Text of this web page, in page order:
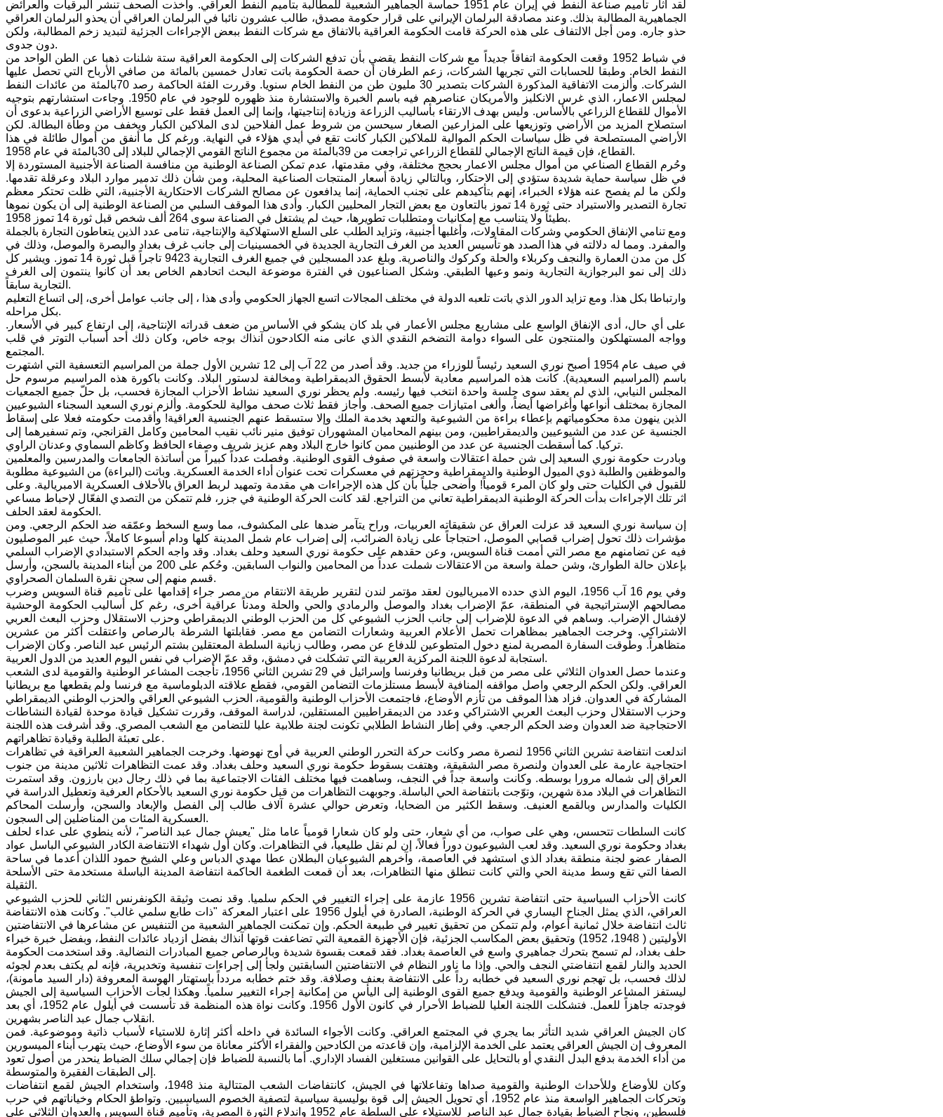
لقد أثار تأميم صناعة النفط في إيران عام 1951 حماسة الجماهير الشعبية للمطالبة بتأميم النفط العراقي. وأخذت الصحف تنشر البرقيات والعرائض
الجماهيرية المطالبة بذلك. وعند مصادقة البرلمان الإيراني على قرار حكومة مصدق، طالب عشرون نائبا في البرلمان العراقي أن يحذو البرلمان العراقي
حذو جاره. ومن أجل الالتفاف على هذه الحركة قامت الحكومة العراقية بالاتفاق مع شركات النفط ببعض الإجراءات الجزئية لتبديد زخم المطالبة، ولكن
دون جدوى.
في شباط 1952 وقعت الحكومة اتفاقاً جديداً مع شركات النفط يقضي بأن تدفع الشركات إلى الحكومة العراقية ستة شلنات ذهبا عن الطن الواحد من
النفط الخام. وطبقا للحسابات التي تجريها الشركات، زعم الطرفان أن حصة الحكومة باتت تعادل خمسين بالمائة من صافي الأرباح التي تحصل عليها
الشركات. وألزمت الاتفاقية المذكورة الشركات بتصدير 30 مليون طن من النفط الخام سنويا. وقررت الفئة الحاكمة رصد 70بالمئة من عائدات النفط
لمجلس الاعمار، الذي غرس الانكليز والأمريكان عناصرهم فيه باسم الخبرة والاستشارة منذ ظهوره للوجود في عام 1950. وجاءت استشارتهم بتوجيه
الأموال للقطاع الزراعي بالأساس. وليس بهدف الارتقاء بأساليب الزراعة وزيادة إنتاجيتها، وإنما إلى العمل فقط على توسيع الأراضي الزراعية بدعوى أن
استصلاح المزيد من الأراضي وتوزيعها على المزارعين الصغار سيحسن من شروط عمل الفلاحين لدى الملاكين الكبار ويخفف من وطأة البطالة. لكن
الأراضي المستصلحة في ظل سياسات الحكم الموالية للملاكين الكبار كانت تقع في أيدي هؤلاء في النهاية. ورغم كل ما أنفق من أموال طائلة في هذا
القطاع، فإن قيمة الناتج الإجمالي للقطاع الزراعي تراجعت من 39بالمئة من مجموع الناتج القومي الإجمالي للبلاد إلى 30بالمئة في عام 1958.
وحُرم القطاع الصناعي من أموال مجلس الاعمار بحجج مختلفة، وفي مقدمتها، عدم تمكن الصناعة الوطنية من منافسة الصناعة الأجنبية المستوردة إلا
في ظل سياسة حماية شديدة ستؤدي إلى الاحتكار، وبالتالي زيادة أسعار المنتجات الصناعية المحلية، ومن شأن ذلك تدمير موارد البلاد وعرقلة تقدمها.
ولكن ما لم يفصح عنه هؤلاء الخبراء، إنهم بتأكيدهم على تجنب الحماية، إنما يدافعون عن مصالح الشركات الاحتكارية الأجنبية، التي ظلت تحتكر معظم
تجارة التصدير والاستيراد حتى ثورة 14 تموز بالتعاون مع بعض التجار المحليين الكبار. وأدى هذا الموقف السلبي من الصناعة الوطنية إلى أن يكون نموها
بطيئاً ولا يتناسب مع إمكانيات ومتطلبات تطويرها، حيث لم يشتغل في الصناعة سوى 264 ألف شخص قبل ثورة 14 تموز 1958.
ومع تنامي الإنفاق الحكومي وشركات المقاولات، وأغلبها أجنبية، وتزايد الطلب على السلع الاستهلاكية والإنتاجية، تنامى عدد الذين يتعاطون التجارة بالجملة
والمفرد. ومما له دلالته في هذا الصدد هو تأسيس العديد من الغرف التجارية الجديدة في الخمسينيات إلى جانب غرف بغداد والبصرة والموصل، وذلك في
كل من مدن العمارة والنجف وكربلاء والحلة وكركوك والناصرية. وبلغ عدد المسجلين في جميع الغرف التجارية 9423 تاجراً قبل ثورة 14 تموز. ويشير كل
ذلك إلى نمو البرجوازية التجارية ونمو وعيها الطبقي. وشكل الصناعيون في الفترة موضوعة البحث اتحادهم الخاص بعد أن كانوا ينتمون إلى الغرف
التجارية سابقاً.
وارتباطا بكل هذا. ومع تزايد الدور الذي باتت تلعبه الدولة في مختلف المجالات اتسع الجهاز الحكومي وأدى هذا ، إلى جانب عوامل أخرى، إلى اتساع التعليم
بكل مراحله.
على أي حال، أدى الإنفاق الواسع على مشاريع مجلس الأعمار في بلد كان يشكو في الأساس من ضعف قدراته الإنتاجية، إلى ارتفاع كبير في الأسعار.
وواجه المستهلكون والمنتجون على السواء دوامة التضخم النقدي الذي عانى منه الكادحون آنذاك بوجه خاص، وكان ذلك أحد أسباب التوتر في قلب
المجتمع.
في صيف عام 1954 أصبح نوري السعيد رئيساً للوزراء من جديد. وقد أصدر من 22 آب إلى 12 تشرين الأول جملة من المراسيم التعسفية التي اشتهرت
باسم (المراسيم السعيدية). كانت هذه المراسيم معادية لأبسط الحقوق الديمقراطية ومخالفة لدستور البلاد. وكانت باكورة هذه المراسيم مرسوم حل
المجلس النيابي، الذي لم يعقد سوى جلسة واحدة انتخب فيها رئيسه. ولم يحظر نوري السعيد نشاط الأحزاب المجازة فحسب، بل حلّ جميع الجمعيات
المجازة بمختلف أنواعها وأغراضها أيضاً، وألغى امتيازات جميع الصحف. وأجاز فقط ثلاث صحف موالية للحكومة. وألزم نوري السعيد السجناء الشيوعيين
الذين ينهون مدة محكومياتهم بإعطاء براءة من الشيوعية والتعهد بخدمة الملك وإلا ستسقط عنهم الجنسية العراقية! وأقدمت حكومته فعلا على إسقاط
الجنسية عن عدد من الشيوعيين والديمقراطيين، ومن بينهم المحاميان المشهوران توفيق منير نائب نقيب المحامين وكامل القزانجي، وتم تسفيرهما إلى
تركيا. كما أسقطت الجنسية عن عدد من الوطنيين ممن كانوا خارج البلاد وهم عزيز شريف وصفاء الحافظ وكاظم السماوي وعدنان الراوي.
وبادرت حكومة نوري السعيد إلى شن حملة اعتقالات واسعة في صفوف القوى الوطنية. وفصلت عدداً كبيراً من أساتذة الجامعات والمدرسين والمعلمين
والموظفين والطلبة ذوي الميول الوطنية والديمقراطية وحجزتهم في معسكرات تحت عنوان أداء الخدمة العسكرية. وباتت (البراءة) من الشيوعية مطلوبة
للقبول في الكليات حتى ولو كان المرء قومياً! وأضحى جلياً بأن كل هذه الإجراءات هي مقدمة وتمهيد لربط العراق بالأحلاف العسكرية الامبريالية. وعلى
اثر تلك الإجراءات بدأت الحركة الوطنية الديمقراطية تعاني من التراجع. لقد كانت الحركة الوطنية في جزر، فلم تتمكن من التصدي الفعّال لإحباط مساعي
الحكومة لعقد الحلف.
إن سياسة نوري السعيد قد عزلت العراق عن شقيقاته العربيات، وراح يتآمر ضدها على المكشوف، مما وسع السخط وعمّقه ضد الحكم الرجعي. ومن
مؤشرات ذلك تحول إضراب قصابي الموصل، احتجاجاً على زيادة الضرائب، إلى إضراب عام شمل المدينة كلها ودام أسبوعا كاملاً، حيث عبر الموصليون
فيه عن تضامنهم مع مصر التي أممت قناة السويس، وعن حقدهم على حكومة نوري السعيد وحلف بغداد. وقد واجه الحكم الاستبدادي الإضراب السلمي
بإعلان حالة الطوارئ، وشن حملة واسعة من الاعتقالات شملت عدداً من المحامين والنواب السابقين. وحُكم على 200 من أبناء المدينة بالسجن، وأرسل
قسم منهم إلى سجن نقرة السلمان الصحراوي.
وفي يوم 16 آب 1956، اليوم الذي حدده الامبرياليون لعقد مؤتمر لندن لتقرير طريقة الانتقام من مصر جراء إقدامها على تأميم قناة السويس وضرب
مصالحهم الإستراتيجية في المنطقة، عمّ الإضراب بغداد والموصل والرمادي والحي والحلة ومدناً عراقية أخرى، رغم كل أساليب الحكومة الوحشية
لإفشال الإضراب. وساهم في الدعوة للإضراب إلى جانب الحزب الشيوعي كل من الحزب الوطني الديمقراطي وحزب الاستقلال وحزب البعث العربي
الاشتراكي. وخرجت الجماهير بمظاهرات تحمل الأعلام العربية وشعارات التضامن مع مصر. فقابلتها الشرطة بالرصاص واعتقلت أكثر من عشرين
متظاهراً. وطُوقت السفارة المصرية لمنع دخول المتطوعين للدفاع عن مصر، وطالب زبانية السلطة المعتقلين بشتم الرئيس عبد الناصر. وكان الإضراب
استجابة لدعوة اللجنة المركزية العربية التي تشكلت في دمشق، وقد عمّ الإضراب في نفس اليوم العديد من الدول العربية.
وعندما حصل العدوان الثلاثي على مصر من قبل بريطانيا وفرنسا وإسرائيل في 29 تشرين الثاني 1956، تأججت المشاعر الوطنية والقومية لدى الشعب
العراقي. ولكن الحكم الرجعي واصل مواقفه المنافية لأبسط مستلزمات التضامن القومي، فقطع علاقته الدبلوماسية مع فرنسا ولم يقطعها مع بريطانيا
المشاركة في العدوان. فزاد هذا الموقف من تأزم الأوضاع، فاجتمعت الأحزاب الوطنية والقومية، الحزب الشيوعي العراقي والحزب الوطني الديمقراطي
وحزب الاستقلال وحزب البعث العربي الاشتراكي وعدد من الديمقراطيين المستقلين، لدراسة الموقف، وقررت تشكيل قيادة موحدة لقيادة النشاطات
الاحتجاجية ضد العدوان وضد الحكم الرجعي. وفي إطار النشاط الطلابي تكونت لجنة طلابية عليا للتضامن مع الشعب المصري. وقد أشرفت هذه اللجنة
على تعبئة الطلبة وقيادة تظاهراتهم.
اندلعت انتفاضة تشرين الثاني 1956 لنصرة مصر وكانت حركة التحرر الوطني العربية في أوج نهوضها. وخرجت الجماهير الشعبية العراقية في تظاهرات
احتجاجية عارمة على العدوان ولنصرة مصر الشقيقة، وهتفت بسقوط حكومة نوري السعيد وحلف بغداد. وقد عمت التظاهرات ثلاثين مدينة من جنوب
العراق إلى شماله مرورا بوسطه. وكانت واسعة جداً في النجف، وساهمت فيها مختلف الفئات الاجتماعية بما في ذلك رجال دين بارزون. وقد استمرت
التظاهرات في البلاد مدة شهرين، وتوّجت بانتفاضة الحي الباسلة. وجوبهت التظاهرات من قبل حكومة نوري السعيد بالأحكام العرفية وتعطيل الدراسة في
الكليات والمدارس وبالقمع العنيف. وسقط الكثير من الضحايا، وتعرض حوالي عشرة آلاف طالب إلى الفصل والإبعاد والسجن، وأرسلت المحاكم
العسكرية المئات من المناضلين إلى السجون.
كانت السلطات تتحسس، وهي على صواب، من أي شعار، حتى ولو كان شعارا قومياً عاما مثل "يعيش جمال عبد الناصر"، لأنه ينطوي على عداء لحلف
بغداد وحكومة نوري السعيد. وقد لعب الشيوعيون دوراً فعالاً، إن لم نقل طليعياً، في التظاهرات. وكان أول شهداء الانتفاضة الكادر الشيوعي الباسل عواد
الصفار عضو لجنة منطقة بغداد الذي استشهد في العاصمة، وآخرهم الشيوعيان البطلان عطا مهدي الدباس وعلي الشيخ حمود اللذان أعدما في ساحة
الصفا التي تقع وسط مدينة الحي والتي كانت تنطلق منها التظاهرات، بعد أن قمعت الطغمة الحاكمة انتفاضة المدينة الباسلة مستخدمة حتى الأسلحة
الثقيلة.
كانت الأحزاب السياسية حتى انتفاضة تشرين 1956 عازمة على إجراء التغيير في الحكم سلميا. وقد نصت وثيقة الكونفرنس الثاني للحزب الشيوعي
العراقي، الذي يمثل الجناح اليساري في الحركة الوطنية، الصادرة في أيلول 1956 على اعتبار المعركة "ذات طابع سلمي غالب". وكانت هذه الانتفاضة
ثالث انتفاضة خلال ثمانية أعوام، ولم تتمكن من تحقيق تغيير في طبيعة الحكم. وإن تمكنت الجماهير الشعبية من التنفيس عن مشاعرها في الانتفاضتين
الأوليتين ( 1948، 1952) وتحقيق بعض المكاسب الجزئية، فإن الأجهزة القمعية التي تضاعفت قوتها آنذاك بفضل ازدياد عائدات النفط، وبفضل خبرة خبراء
حلف بغداد، لم تسمح بتحرك جماهيري واسع في العاصمة بغداد. فقد قمعت بقسوة شديدة وبالرصاص جميع المبادرات النضالية. وقد استخدمت الحكومة
الحديد والنار لقمع انتفاضتي النجف والحي. وإذا ما ناور النظام في الانتفاضتين السابقتين ولجأ إلى إجراءات تنفسية وتخديرية، فإنه لم يكتف بعدم لجوئه
لذلك فحسب، بل تهجم نوري السعيد في خطابه رداً على الانتفاضة بعنف وصلافة. وقد ختم خطابه مردداً باستهتار الهوسة المعروفة (دار السيد مأمونة)،
ليستفز المشاعر الوطنية والقومية ويدفع جميع القوى الوطنية إلى اليأس من إمكانية إجراء التغيير سلمياً. وهكذا لجأت الأحزاب السياسية إلى الجيش
فوجدته جاهزاً للعمل. فتشكلت اللجنة العليا للضباط الأحرار في كانون الأول 1956. وكانت نواة هذه المنظمة قد تأسست في أيلول عام 1952، أي بعد
انقلاب جمال عبد الناصر بشهرين.
كان الجيش العراقي شديد التأثر بما يجري في المجتمع العراقي. وكانت الأجواء السائدة في داخله أكثر إثارة للاستياء لأسباب ذاتية وموضوعية. فمن
المعروف إن الجيش العراقي يعتمد على الخدمة الإلزامية، وإن قاعدته من الكادحين والفقراء الأكثر معاناة من سوء الأوضاع، حيث يتهرب أبناء الميسورين
من أداء الخدمة بدفع البدل النقدي أو بالتحايل على القوانين مستغلين الفساد الإداري. أما بالنسبة للضباط فإن إجمالي سلك الضباط ينحدر من أصول تعود
إلى الطبقات الفقيرة والمتوسطة.
وكان للأوضاع وللأحداث الوطنية والقومية صداها وتفاعلاتها في الجيش، كانتفاضات الشعب المتتالية منذ 1948، واستخدام الجيش لقمع انتفاضات
وتحركات الجماهير الواسعة منذ عام 1952، أي تحويل الجيش إلى قوة بوليسية سياسية لتصفية الخصوم السياسيين. وتواطؤ الحكام وخياناتهم في حرب
فلسطين، ونجاح الضباط بقيادة جمال عبد الناصر للاستيلاء على السلطة عام 1952 واندلاع الثورة المصرية، وتأميم قناة السويس والعدوان الثلاثي على